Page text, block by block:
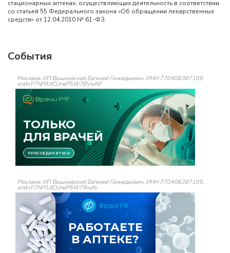
стационарных аптеках, осуществляющих деятельность в соответствии
со статьей 55 Федерального закона «Об обращении лекарственных
средств» от 12.04.2010 № 61-ФЗ.
События
Реклама: ИП Вышковский Евгений Геннадьевич, ИНН 770406387105,
erid=F7NfYUJCUneP5W78VwNF
Реклама: ИП Вышковский Евгений Геннадьевич, ИНН 770406387105,
erid=F7NfYUJCUneP5W79xufv